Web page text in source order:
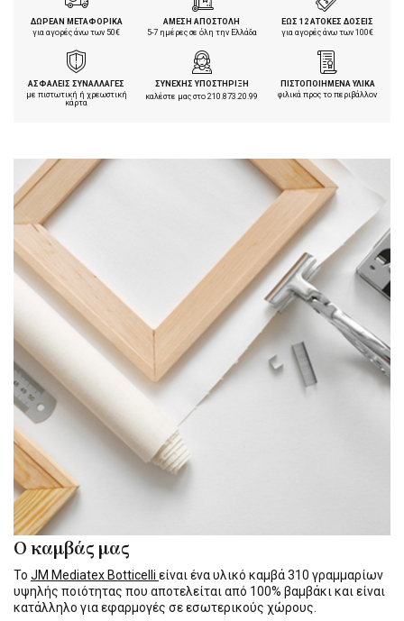
ΔΩΡΕΑΝ ΜΕΤΑΦΟΡΙΚΑ
για αγορές άνω των 50€
ΑΜΕΣΗ ΑΠΟΣΤΟΛΗ
5-7 ημέρες σε όλη την Ελλάδα
ΕΩΣ 12 ΑΤΟΚΕΣ ΔΟΣΕΙΣ
για αγορές άνω των 100€
ΑΣΦΑΛΕΙΣ ΣΥΝΑΛΛΑΓΕΣ
με πιστωτική ή χρεωστική
κάρτα
ΣΥΝΕΧΗΣ ΥΠΟΣΤΗΡΙΞΗ
καλέστε μας στο210.873.20.99
ΠΙΣΤΟΠΟΙΗΜΕΝΑ ΥΛΙΚΑ
φιλικά προς το περιβάλλον
Ο καμβάς μας
Το JM Mediatex Botticelli είναι ένα υλικό καμβά 310 γραμμαρίων
υψηλής ποιότητας που αποτελείται από 100% βαμβάκι και είναι
κατάλληλο για εφαρμογές σε εσωτερικούς χώρους.